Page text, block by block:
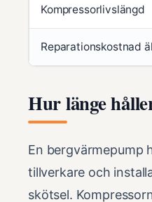
Kompressorlivslängd
Reparationskostnad
Hur länge
En bergvärmepump
tillverkare och
skötsel.